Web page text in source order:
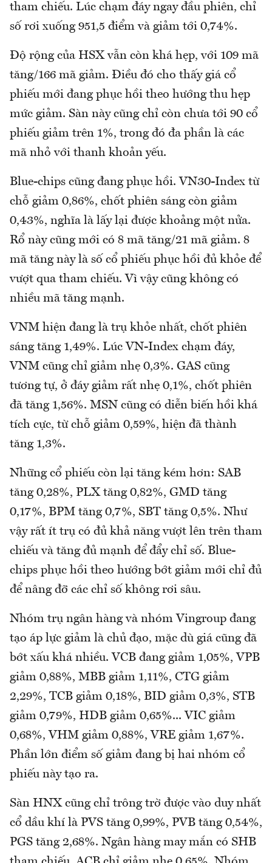
tham chiếu. Lúc chạm đáy ngay đầu phiên, chỉ
số rơi xuống 951,5 điểm và giảm tới 0,74%.
Độ rộng của HSX vẫn còn khá hẹp, với 109 mã
tăng/166 mã giảm. Điều đó cho thấy giá cổ
phiếu mới đang phục hồi theo hướng thu hẹp
mức giảm. Sàn này cũng chỉ còn chưa tới 90 cổ
phiếu giảm trên 1%, trong đó đa phần là các
mã nhỏ với thanh khoản yếu.
Blue-chips cũng đang phục hồi. VN30-Index từ
chỗ giảm 0,86%, chốt phiên sáng còn giảm
0,43%, nghĩa là lấy lại được khoảng một nửa.
Rổ này cũng mới có 8 mã tăng/21 mã giảm. 8
mã tăng này là số cổ phiếu phục hồi đủ khỏe để
vượt qua tham chiếu. Vì vậy cũng không có
nhiều mã tăng mạnh.
VNM hiện đang là trụ khỏe nhất, chốt phiên
sáng tăng 1,49%. Lúc VN-Index chạm đáy,
VNM cũng chỉ giảm nhẹ 0,3%. GAS cũng
tương tự, ở đáy giảm rất nhẹ 0,1%, chốt phiên
đã tăng 1,56%. MSN cũng có diễn biến hồi khá
tích cực, từ chỗ giảm 0,59%, hiện đã thành
tăng 1,3%.
Những cổ phiếu còn lại tăng kém hơn: SAB
tăng 0,28%, PLX tăng 0,82%, GMD tăng
0,17%, BPM tăng 0,7%, SBT tăng 0,5%. Như
vậy rất ít trụ có đủ khả năng vượt lên trên tham
chiếu và tăng đủ mạnh để đẩy chỉ số. Blue-
chips phục hồi theo hướng bớt giảm mới chỉ đủ
để nâng đỡ các chỉ số không rơi sâu.
Nhóm trụ ngân hàng và nhóm Vingroup đang
tạo áp lực giảm là chủ đạo, mặc dù giá cũng đã
bớt xấu khá nhiều. VCB đang giảm 1,05%, VPB
giảm 0,88%, MBB giảm 1,11%, CTG giảm
2,29%, TCB giảm 0,18%, BID giảm 0,3%, STB
giảm 0,79%, HDB giảm 0,65%... VIC giảm
0,68%, VHM giảm 0,88%, VRE giảm 1,67%.
Phần lớn điểm số giảm đang bị hai nhóm cổ
phiếu này tạo ra.
Sàn HNX cũng chỉ trông trờ được vào duy nhất
cổ dầu khí là PVS tăng 0,99%, PVB tăng 0,54%,
PGS tăng 2,68%. Ngân hàng may mắn có SHB